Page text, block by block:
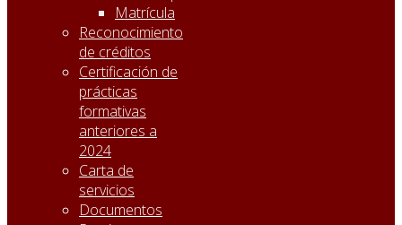
Matrícula
Reconocimiento
de créditos
Certificación de
prácticas
formativas
anteriores a
2024
Carta de
servicios
Documentos